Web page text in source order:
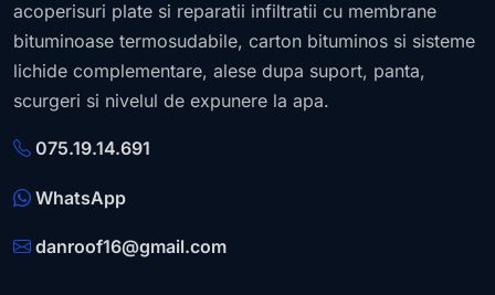
acoperisuri plate si reparatii infiltratii cu membrane
bituminoase termosudabile, carton bituminos si sisteme
lichide complementare, alese dupa suport, panta,
scurgeri si nivelul de expunere la apa.
075.19.14.691
WhatsApp
danroof16@gmail.com